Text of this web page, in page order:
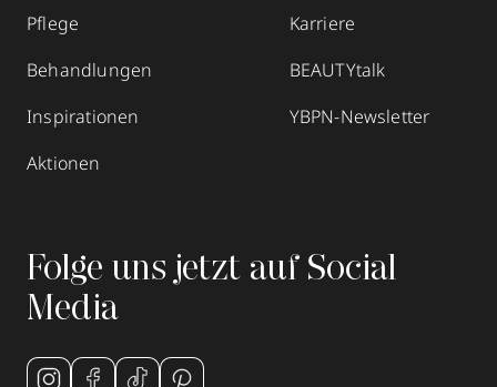
Pflege
Behandlungen
Inspirationen
Aktionen
Karriere
BEAUTYtalk
YBPN-Newsletter
Folge uns jetzt auf Social
Media